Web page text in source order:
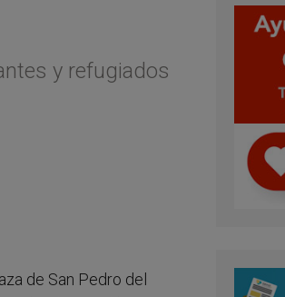
y refugiados
de San Pedro del